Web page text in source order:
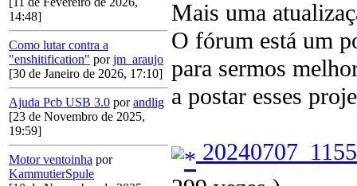
14:48]
Como lutar contra a
"enshitification" porjm_araujo
[30 de Janeiro de 2026, 17:10]
Ajuda Pcb USB 3.0 porandlig
[23 de Novembro de 2025,
19:59]
Motor ventoinha por
KammutierSpule
Mais uma
O fórum está um
para sermos
a postar esses